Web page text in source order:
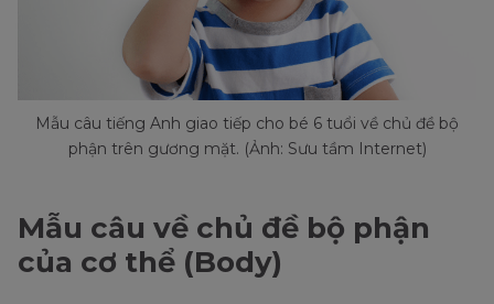
Mẫu câu tiếng Anh giao tiếp cho bé 6 tuổi về chủ đề bộ
phận trên gương mặt. (Ảnh: Sưu tầm Internet)
Mẫu câu về chủ đề bộ phận
của cơ thể (Body)